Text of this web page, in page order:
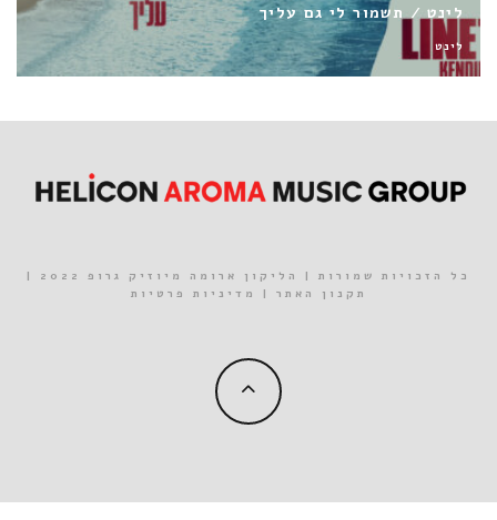
חן כהן / דומה לך
חן כהן
כל הזכויות שמורות | הליקון ארומה מיוזיק גרופ 2022 |
תקנון האתר | מדיניות פרטיות